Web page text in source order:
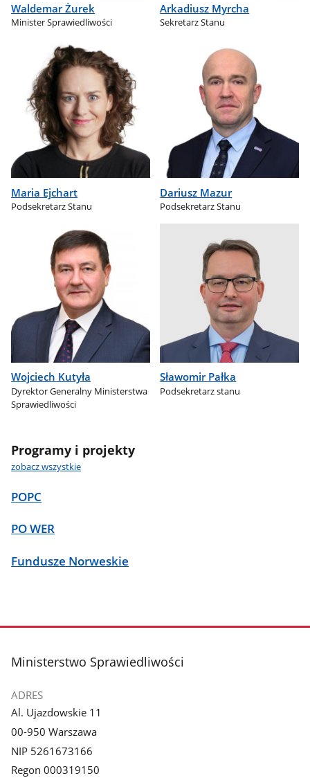
Waldemar Żurek
Minister Sprawiedliwości
Arkadiusz Myrcha
Sekretarz Stanu
Maria Ejchart
Podsekretarz Stanu
Dariusz Mazur
Podsekretarz Stanu
Wojciech Kutyła
Dyrektor Generalny Ministerstwa
Sprawiedliwości
Sławomir Pałka
Podsekretarz stanu
Programy i projekty
zobacz wszystkie
POPC
PO WER
Fundusze Norweskie
stopka
Ministerstwo Sprawiedliwości
ADRES
Al. Ujazdowskie 11
00-950 Warszawa
NIP 5261673166
Regon 000319150